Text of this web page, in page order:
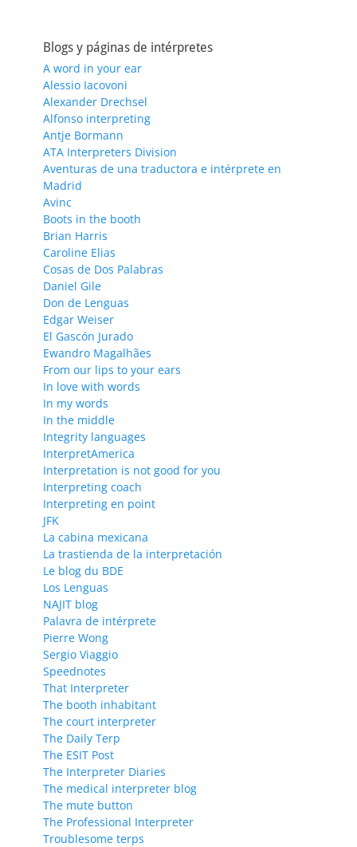
Blogs y páginas de intérpretes
A word in your ear
Alessio Iacovoni
Alexander Drechsel
Alfonso interpreting
Antje Bormann
ATA Interpreters Division
Aventuras de una traductora e intérprete en
Madrid
Avinc
Boots in the booth
Brian Harris
Caroline Elias
Cosas de Dos Palabras
Daniel Gile
Don de Lenguas
Edgar Weiser
El Gascón Jurado
Ewandro Magalhães
From our lips to your ears
In love with words
In my words
In the middle
Integrity languages
InterpretAmerica
Interpretation is not good for you
Interpreting coach
Interpreting en point
JFK
La cabina mexicana
La trastienda de la interpretación
Le blog du BDE
Los Lenguas
NAJIT blog
Palavra de intérprete
Pierre Wong
Sergio Viaggio
Speednotes
That Interpreter
The booth inhabitant
The court interpreter
The Daily Terp
The ESIT Post
The Interpreter Diaries
The medical interpreter blog
The mute button
The Professional Interpreter
Troublesome terps